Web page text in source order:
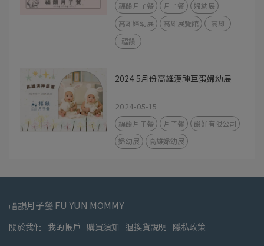
福韻月子餐 月子餐
婦幼展
高雄婦幼展
高雄展覽館
高雄
福韻
2024 5月份高雄漢神巨蛋婦幼展
2024-05-15
福韻月子餐 月子餐
韻好有限公司
婦幼展
高雄婦幼展
福韻月子餐 FU YUN MOMMY
關於我們 我的帳戶 購買須知 退換貨說明 隱私政策